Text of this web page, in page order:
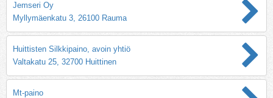
Jemseri Oy
Myllymäenkatu 3, 26100 Rauma
Huittisten Silkkipaino, avoin yhtiö
Valtakatu 25, 32700 Huittinen
Mt-paino